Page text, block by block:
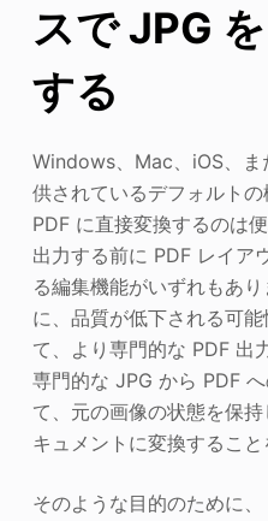
スで JPG
する
Windows、Mac、iOS、
供されているデフォルト
PDF に直接変換するのは
出力する前に PDF レイア
る編集機能がいずれもあ
に、品質が低下される可
て、より専門的な PDF 出
専門的な JPG から PDF
て、元の画像の状態を保
キュメントに変換すること
そのような目的のために、